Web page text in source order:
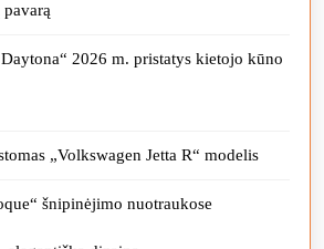
2026 m. pristatys kietojo kūno
„Volkswagen Jetta R“ modelis
šnipinėjimo nuotraukose